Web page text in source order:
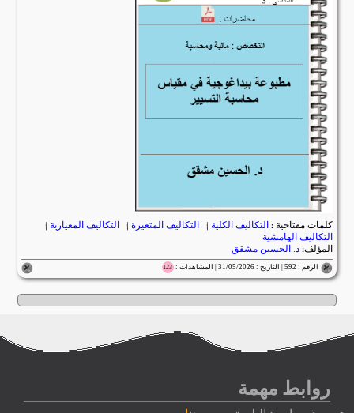
كلمات مفتاحية : التكاليف الكلية | التكاليف المتغيرة | التكاليف المعيارية |
التكاليف الهامشية
المؤلف:د. الحسين مشقق
الرقم : 592 | التاريخ : 31/05/2026 | المشاهدات : 123
روابط مهمة